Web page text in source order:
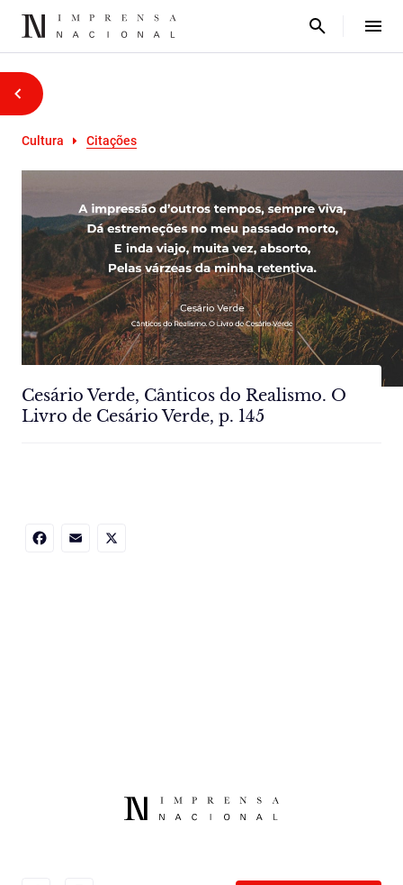
Cultura Citações
Cesário Verde, Cânticos do Realismo. O
Livro de Cesário Verde, p. 145